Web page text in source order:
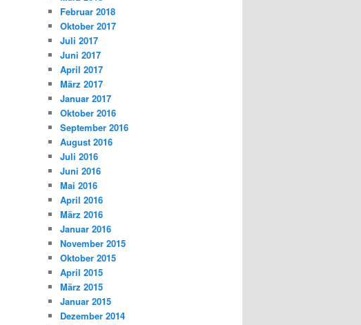
Februar 2018
Oktober 2017
Juli 2017
Juni 2017
April 2017
März 2017
Januar 2017
Oktober 2016
September 2016
August 2016
Juli 2016
Juni 2016
Mai 2016
April 2016
März 2016
Januar 2016
November 2015
Oktober 2015
April 2015
März 2015
Januar 2015
Dezember 2014